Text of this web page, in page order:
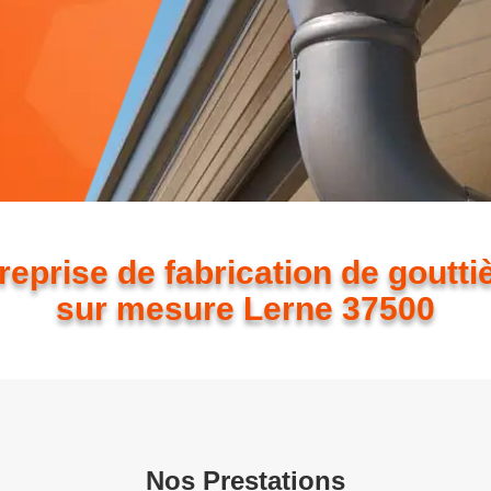
de fabrication de
sur mesure Lerne 37500
Nos Prestations